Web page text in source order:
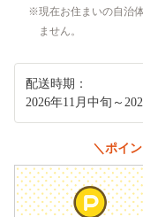
現在お住まいの自治
ません。
配送時期：
2026年11月中旬～
＼ポイ